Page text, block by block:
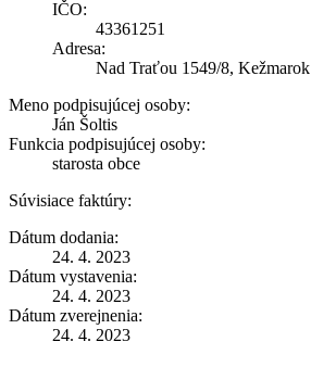
IČO:
43361251
Adresa:
Nad Traťou 1549/8, Kežmarok
Meno podpisujúcej osoby:
Ján Šoltis
Funkcia podpisujúcej osoby:
starosta obce
Súvisiace faktúry:
Dátum dodania:
24. 4. 2023
Dátum vystavenia:
24. 4. 2023
Dátum zverejnenia:
24. 4. 2023